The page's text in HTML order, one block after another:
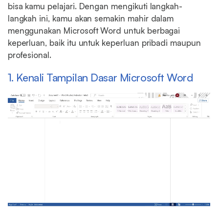
bisa kamu pelajari. Dengan mengikuti langkah-
langkah ini, kamu akan semakin mahir dalam
menggunakan Microsoft Word untuk berbagai
keperluan, baik itu untuk keperluan pribadi maupun
profesional.
1. Kenali Tampilan Dasar Microsoft Word